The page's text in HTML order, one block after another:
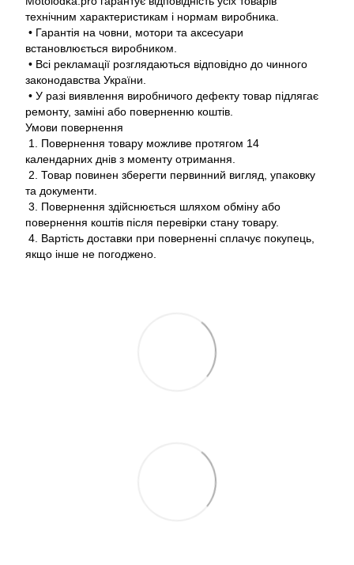
технічним характеристикам і нормам виробника.
• Гарантія на човни, мотори та аксесуари
встановлюється виробником.
• Всі рекламації розглядаються відповідно до чинного
законодавства України.
• У разі виявлення виробничого дефекту товар підлягає
ремонту, заміні або поверненню коштів.
Умови повернення
1. Повернення товару можливе протягом 14
календарних днів з моменту отримання.
2. Товар повинен зберегти первинний вигляд, упаковку
та документи.
3. Повернення здійснюється шляхом обміну або
повернення коштів після перевірки стану товару.
4. Вартість доставки при поверненні сплачує покупець,
якщо інше не погоджено.